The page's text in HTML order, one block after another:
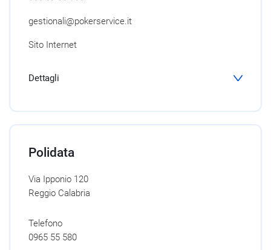
gestionali@pokerservice.it
Sito Internet
Dettagli
Polidata
Via Ipponio 120
Reggio Calabria
Telefono
0965 55 580